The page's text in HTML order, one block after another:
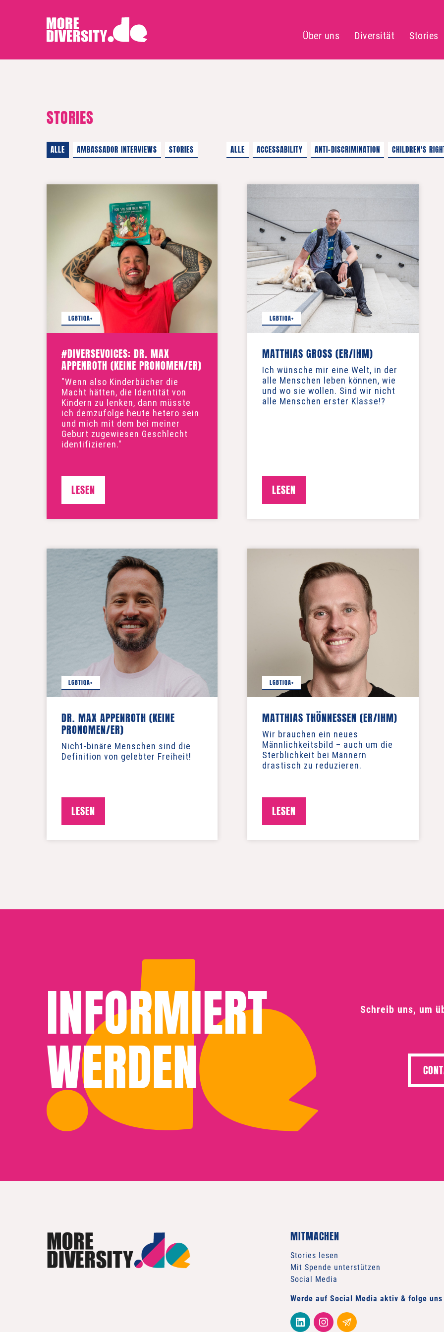
Über uns Diversität Stories
STORIES
ALLE AMBASSADOR INTERVIEWS STORIES ALLE ACCESSABILITY ANTI-DISCRIMINATION CHILDREN'S
LGBTIQA+
#DIVERSEVOICES: DR. MAX
APPENROTH (KEINE PRONOMEN/ER)
"Wenn also Kinderbücher die
Macht hätten, die Identität von
Kindern zu lenken, dann müsste
ich demzufolge heute hetero sein
und mich mit dem bei meiner
Geburt zugewiesen Geschlecht
identifizieren."
LESEN
LGBTIQA+
MATTHIAS GROSS (ER/IHM)
Ich wünsche mir eine Welt, in der
alle Menschen leben können, wie
und wo sie wollen. Sind wir nicht
alle Menschen erster Klasse!?
LESEN
LGBTIQA+
DR. MAX APPENROTH (KEINE
PRONOMEN/ER)
Nicht-binäre Menschen sind die
Definition von gelebter Freiheit!
LESEN
LGBTIQA+
MATTHIAS THÖNNESSEN (ER/IHM)
Wir brauchen ein neues
Männlichkeitsbild – auch um die
Sterblichkeit bei Männern
drastisch zu reduzieren.
LESEN
INFORMIERT
WERDEN
Schreib uns, um
MITMACHEN
Stories lesen
Mit Spende unterstützen
Social Media
Werde auf Social Media aktiv & folge uns